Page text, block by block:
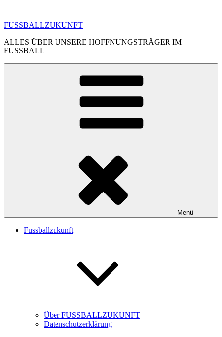
springen
FUSSBALLZUKUNFT
ALLES ÜBER UNSERE HOFFNUNGSTRÄGER IM
FUSSBALL
Menü
Fussballzukunft
Über FUSSBALLZUKUNFT
Datenschutzerklärung